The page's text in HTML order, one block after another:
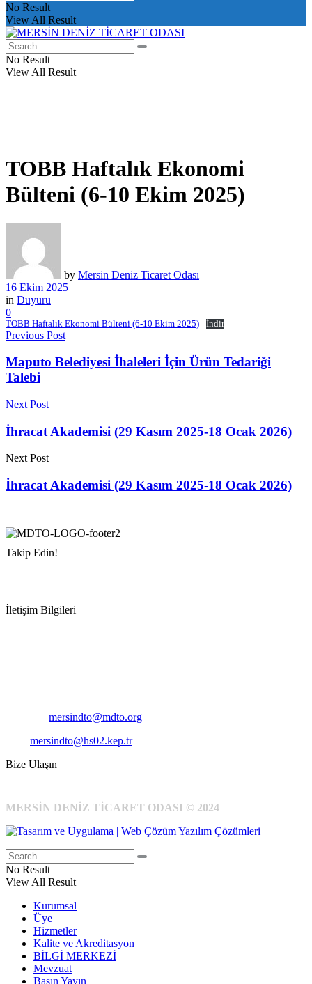
No Result
View All Result
No Result
View All Result
TOBB Haftalık Ekonomi
Bülteni (6-10 Ekim 2025)
by Mersin Deniz Ticaret Odası
16 Ekim 2025
in Duyuru
0
TOBB Haftalık Ekonomi Bülteni (6-10 Ekim 2025) İndir
Previous Post
Maputo Belediyesi İhaleleri İçin Ürün Tedariği
Talebi
Next Post
İhracat Akademisi (29 Kasım 2025-18 Ocak 2026)
Next Post
İhracat Akademisi (29 Kasım 2025-18 Ocak 2026)
Takip Edin!
İletişim Bilgileri
mersindto@mdto.org
mersindto@hs02.kep.tr
Bize Ulaşın
MERSİN DENİZ TİCARET ODASI © 2024
No Result
View All Result
Kurumsal
Üye
Hizmetler
Kalite ve Akreditasyon
BİLGİ MERKEZİ
Mevzuat
Basın Yayın